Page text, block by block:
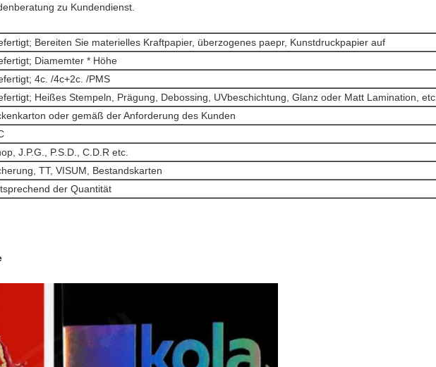
zu Kundendienst.
Bereiten Sie materielles Kraftpapier, überzogenes paepr, Kunstdruckpapier auf
Diamemter * Höhe
4c. /4c+2c. /PMS
Heißes Stempeln, Prägung, Debossing, UVbeschichtung, Glanz oder Matt Lamination, etc.
oder gemäß der Anforderung des Kunden
J.P.G., P.S.D., C.D.R etc.
TT, VISUM, Bestandskarten
der Quantität